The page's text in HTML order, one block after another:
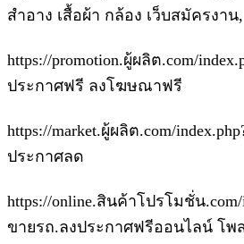
สำอาง เสื้อผ้า กล้อง เว็บสมัครงาน,
https://promotion.ผู้ผลิต.com/
ประกาศฟรี ลงโฆษณาฟรี
https://market.ผู้ผลิต.com/
ประกาศลด
https://online.สินค้าโปรโมชั่น.com/
ขายรถ.ลงประกาศฟรีออนไลน์ โพ